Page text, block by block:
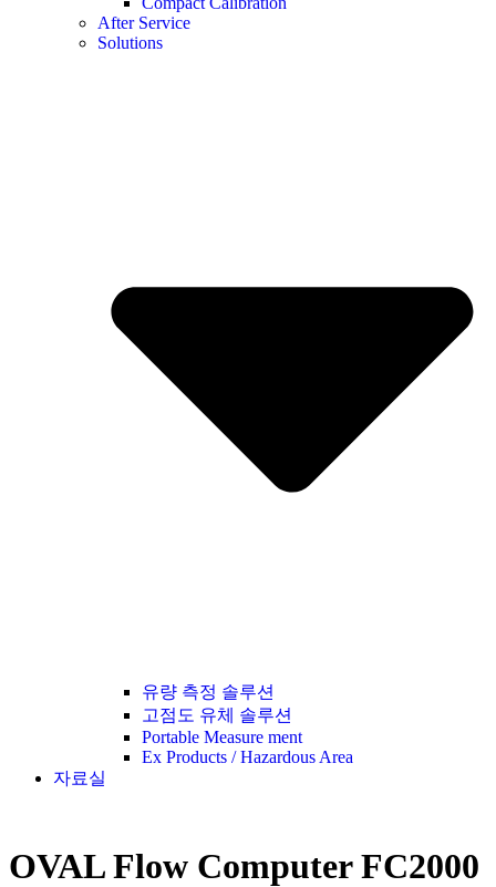
After Service
Solutions
유량 측정 솔루션
고점도 유체 솔루션
Portable Measure ment
Ex Products / Hazardous Area
자료실
OVAL Flow Computer FC2000